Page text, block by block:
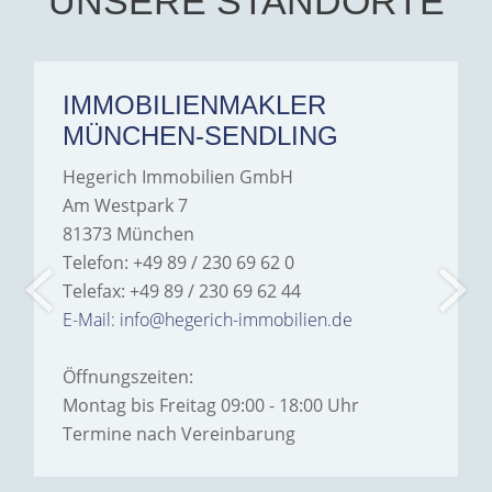
IMMOBILIENMAKLER
MÜNCHEN-SENDLING
Hegerich Immobilien GmbH
Am Westpark 7
81373 München
Telefon: +49 89 / 230 69 62 0
Telefax: +49 89 / 230 69 62 44
E-Mail: info@hegerich-immobilien.de
Öffnungszeiten:
Montag bis Freitag 09:00 - 18:00 Uhr
Termine nach Vereinbarung